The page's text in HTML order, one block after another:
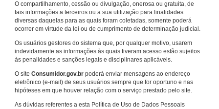
O compartilhamento, cessão ou divulgação, onerosa ou gratuita, de
tais informações a terceiros ou a sua utilização para finalidades
diversas daquelas para as quais foram coletadas, somente poderá
ocorrer em virtude da lei ou de cumprimento de determinação judicial.
Os usuários gestores do sistema que, por qualquer motivo, usarem
indevidamente as informações às quais tiveram acesso estão sujeitos
às penalidades e sanções legais e disciplinares aplicáveis.
O site Consumidor.gov.br poderá enviar mensagens ao endereço
eletrônico (e-mail) de seus usuários sempre que for oportuno e nas
hipóteses em que houver relação com o serviço prestado pelo site.
As dúvidas referentes a esta Política de Uso de Dados Pessoais